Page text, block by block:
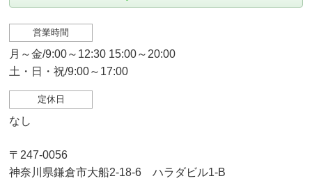
営業時間
月～金/9:00～12:30 15:00～20:00
土・日・祝/9:00～17:00
定休日
なし
〒247-0056
神奈川県鎌倉市大船2-18-6 ハラダビル1-B